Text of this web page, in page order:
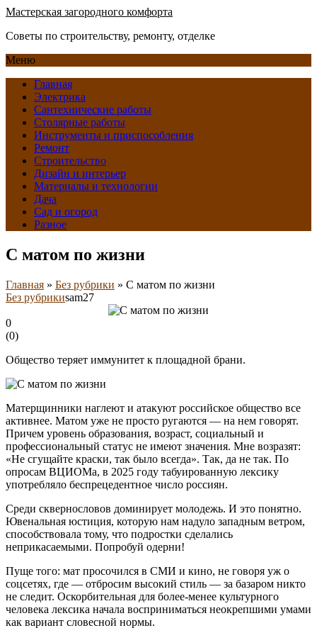
Мастерская загородного комфорта
Советы по строительству, ремонту, отделке
Меню
Главная
Электрика
Сантехнические работы
Столярные работы
Инструменты и приспособления
Ремонт
Строительство
Дизайн и интерьер
Материалы и технологии
Дача
Сад и огород
Разное
С матом по жизни
Главная » Без рубрики » С матом по жизни
Без рубрикиsam27
0
(0)
Общество теряет иммунитет к площадной брани.
Матерщинники наглеют и атакуют российское общество все
активнее. Матом уже не просто ругаются — на нем говорят.
Причем уровень образования, возраст, социальный и
профессиональный статус не имеют значения. Мне возразят:
«Не сгущайте краски, так было всегда». Так, да не так. По
опросам ВЦИОМа, в 2025 году табуированную лексику
употребляло беспрецедентное число россиян.
Среди сквернословов доминирует молодежь. И это понятно.
Ювенальная юстиция, которую нам надуло западным ветром,
способствовала тому, что подростки сделались
неприкасаемыми. Попробуй одерни!
Пуще того: мат просочился в СМИ и кино, не говоря уж о
соцсетях, где — отбросим высокий стиль — за базаром никто
не следит. Оскорбительная для более-менее культурного
человека лексика начала восприниматься неокрепшими умами
как вариант словесной нормы.